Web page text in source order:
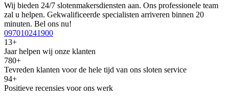
Wij bieden 24/7 slotenmakersdiensten aan. Ons professionele team
zal u helpen. Gekwalificeerde specialisten arriveren binnen 20
minuten. Bel ons nu!
097010241900
13+
Jaar helpen wij onze klanten
780+
Tevreden klanten voor de hele tijd van ons sloten service
94+
Positieve recensies voor ons werk